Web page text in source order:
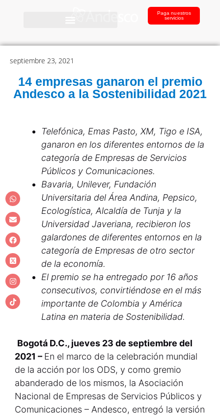
Paga nuestros
servicios
septiembre 23, 2021
14 empresas ganaron el premio
Andesco a la Sostenibilidad 2021
Telefónica, Emas Pasto, XM, Tigo e ISA,
ganaron en los diferentes entornos de la
categoría de Empresas de Servicios
Públicos y Comunicaciones.
Bavaria, Unilever, Fundación
Universitaria del Área Andina, Pepsico,
Ecologística, Alcaldía de Tunja y la
Universidad Javeriana, recibieron los
galardones de diferentes entornos en la
categoría de Empresas de otro sector
de la economía.
El premio se ha entregado por 16 años
consecutivos, convirtiéndose en el más
importante de Colombia y América
Latina en materia de Sostenibilidad.
Bogotá D.C., jueves 23 de septiembre del
2021 – En el marco de la celebración mundial
de la acción por los ODS, y como gremio
abanderado de los mismos, la Asociación
Nacional de Empresas de Servicios Públicos y
Comunicaciones – Andesco, entregó la versión